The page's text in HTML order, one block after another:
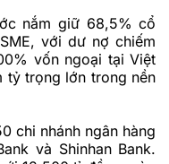
nắm giữ 68,5% cổ
với dư nợ chiếm
vốn ngoại tại Việt
tỷ trọng lớn trong nền
chi nhánh ngân hàng
và Shinhan Bank.